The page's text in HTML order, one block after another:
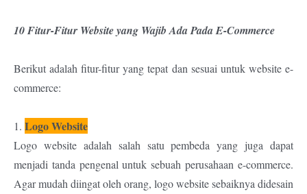
10 Fitur-Fitur Website yang Wajib Ada Pada E-Commerce
Berikut adalah fitur-fitur yang tepat dan sesuai untuk website e-
commerce:
1. Logo Website
Logo website adalah salah satu pembeda yang juga dapat
menjadi tanda pengenal untuk sebuah perusahaan e-commerce.
Agar mudah diingat oleh orang, logo website sebaiknya didesain